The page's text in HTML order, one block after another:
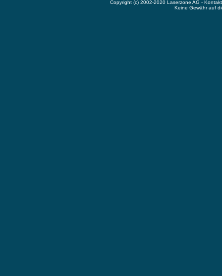
Copyright (c) 2002-2020 Laserzone AG -
Keine Gewähr auf